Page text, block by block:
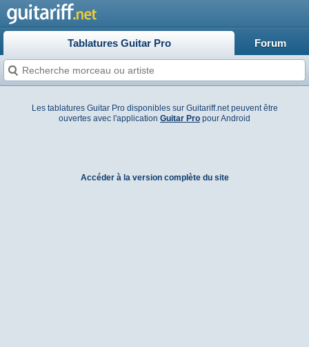
Tablatures Guitar Pro Forum
Les tablatures Guitar Pro disponibles sur Guitariff.net peuvent être
ouvertes avec l'application Guitar Pro pour Android
Accéder à la version complète du site